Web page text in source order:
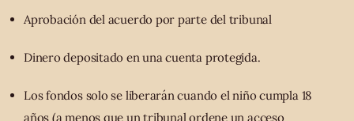
Aprobación del acuerdo por parte del tribunal
Dinero depositado en una cuenta protegida.
Los fondos solo se liberarán cuando el niño cumpla 18
años (a menos que un tribunal ordene un acceso